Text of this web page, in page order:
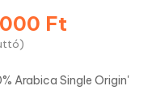
Ft
Arabica Single Origin'